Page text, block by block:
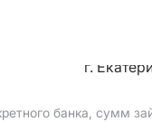
г.
банка, сумм